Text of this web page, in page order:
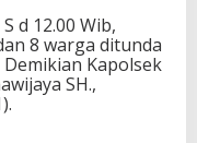
d 12.00 Wib,
8 warga ditunda
Kapolsek
SH.,